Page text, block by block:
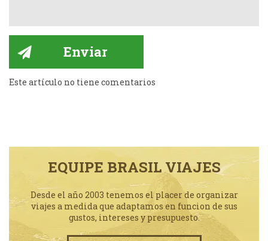
Este artículo no tiene comentarios
EQUIPE BRASIL VIAJES
Desde el año 2003 tenemos el placer de organizar
viajes a medida que adaptamos en funcion de sus
gustos, intereses y presupuesto.